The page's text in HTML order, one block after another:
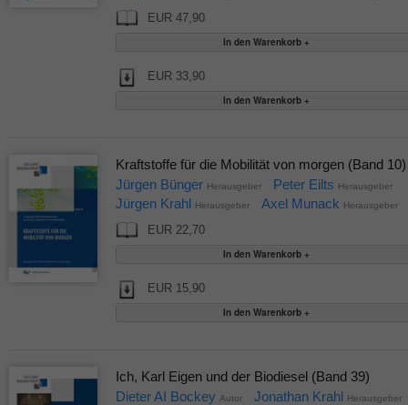
EUR 47,90
EUR 33,90
Kraftstoffe für die Mobilität von morgen (Band 10)
Jürgen Bünger Herausgeber Peter Eilts Herausgeber
Jürgen Krahl Herausgeber Axel Munack Herausgeber
EUR 22,70
EUR 15,90
Ich, Karl Eigen und der Biodiesel (Band 39)
Dieter AI Bockey Autor Jonathan Krahl Herausgeber